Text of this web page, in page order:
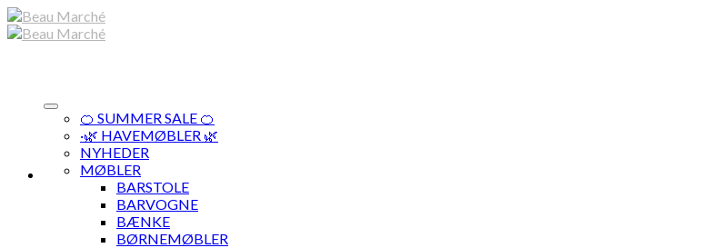
Skip
to
🍊 SUMMER SALE 🍊
·🌿 HAVEMØBLER 🌿
NYHEDER
MØBLER
BARSTOLE
BARVOGNE
BÆNKE
BØRNEMØBLER